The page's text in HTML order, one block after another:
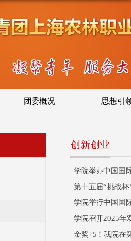
团委概况 思想引
创新创业
学院举办中国国
第十五届“挑战
学院举行中国国
学院召开2025年
金奖+5！我院在